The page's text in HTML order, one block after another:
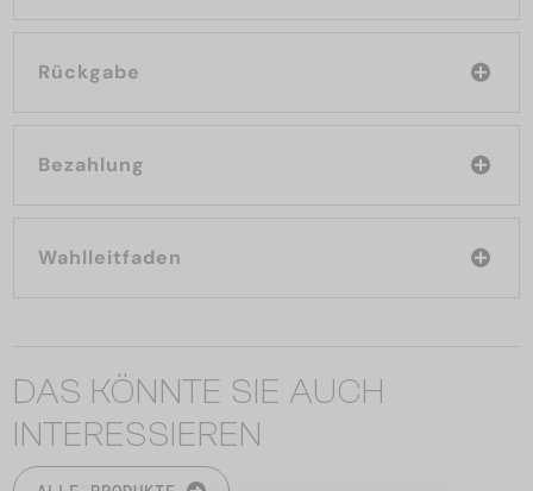
Rückgabe
Bezahlung
Wahlleitfaden
DAS KÖNNTE SIE AUCH
INTERESSIEREN